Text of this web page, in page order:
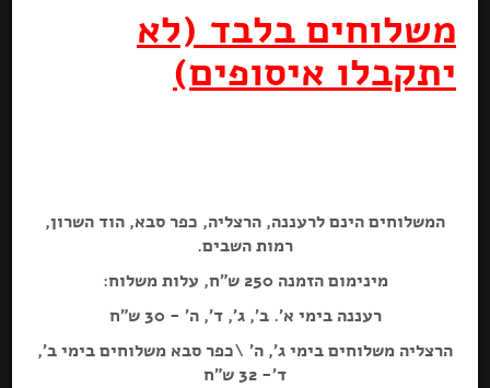
הוספה+
משלוחים בלבד (לא
יתקבלו איסופים)
המשלוחים הינם לרעננה, הרצליה, כפר סבא, הוד השרון,
רמות השבים.
מינימום הזמנה 250 ש"ח, עלות משלוח:
רעננה בימי א'. ב', ג', ד', ה' - 30 ש"ח
הרצליה משלוחים בימי ג', ה' \כפר סבא משלוחים בימי ב',
ד'- 32 ש"ח